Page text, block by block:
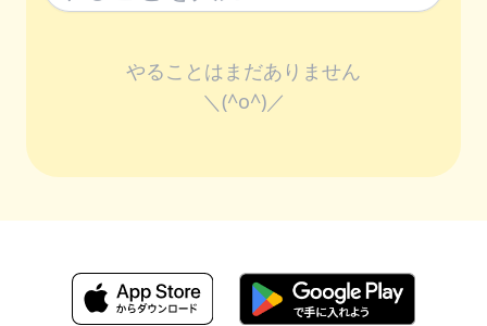
やることはまだありません
＼(^o^)／